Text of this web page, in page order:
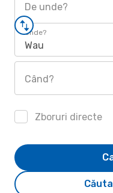
De unde?
Unde?
Wau
Când?
Zboruri directe